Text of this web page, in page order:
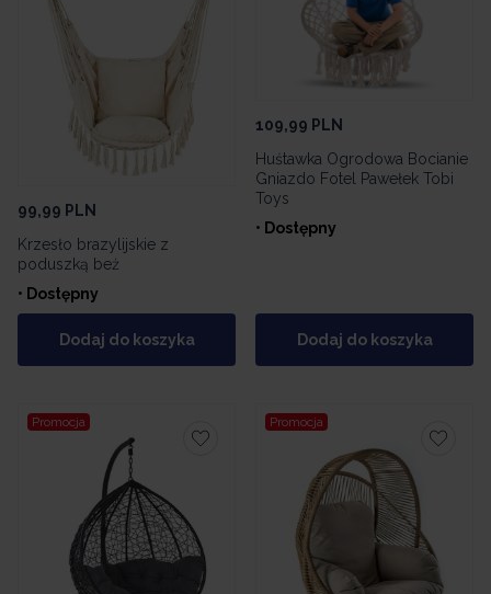
99,99 PLN
Krzesło brazylijskie z
poduszką beż
• Dostępny
Dodaj do koszyka
109,99 PLN
Huśtawka Ogrodowa Bocianie
Gniazdo Fotel Pawełek Tobi
Toys
• Dostępny
Dodaj do koszyka
Promocja Promocja